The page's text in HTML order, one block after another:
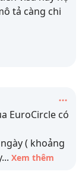
tả càng chi
EuroCircle có
( khoảng
... Xem thêm